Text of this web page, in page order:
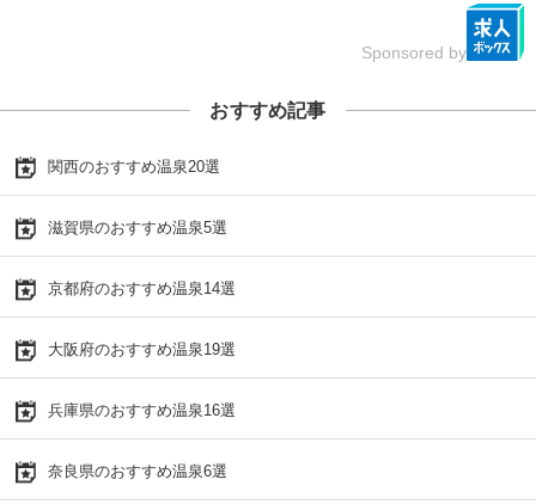
Sponsored by
おすすめ記事
関西のおすすめ温泉20選
滋賀県のおすすめ温泉5選
京都府のおすすめ温泉14選
大阪府のおすすめ温泉19選
兵庫県のおすすめ温泉16選
奈良県のおすすめ温泉6選